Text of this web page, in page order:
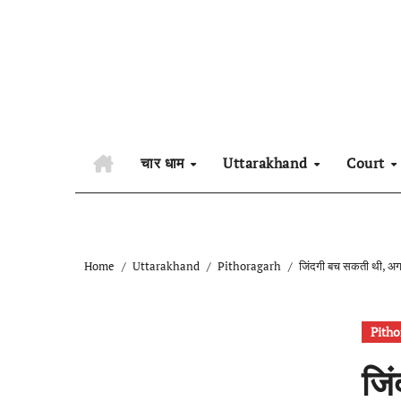
चार धाम Uttarakhand Court
Home Uttarakhand Pithoragarh जिंदगी बच सकती थी,